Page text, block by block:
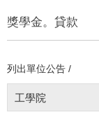
獎學金。貸款
列出單位公告 /
工學院